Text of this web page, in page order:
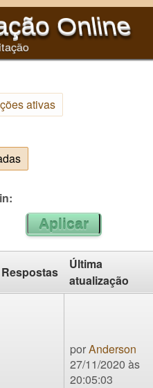
conteúdo
Online
ativas
Respostas
Última
atualização
porAnderson
27/11/2020 às
20:05:03